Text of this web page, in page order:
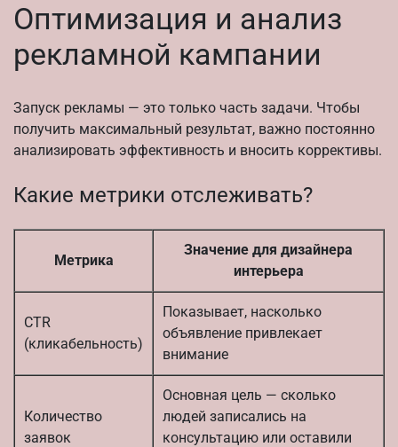
Оптимизация и анализ
рекламной кампании
Запуск рекламы — это только часть задачи. Чтобы
получить максимальный результат, важно постоянно
анализировать эффективность и вносить коррективы.
Какие метрики отслеживать?
Метрика
Значение для дизайнера
интерьера
CTR
(кликабельность)
Показывает, насколько
объявление привлекает
внимание
Количество
заявок
Основная цель — сколько
людей записались на
консультацию или оставили